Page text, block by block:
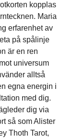
kopplas
Maria
erfarenhet av
på spålinje
är en ren
universum
alltså
egna energin i
med dig.
dig via
så som Alister
Thoth Tarot,